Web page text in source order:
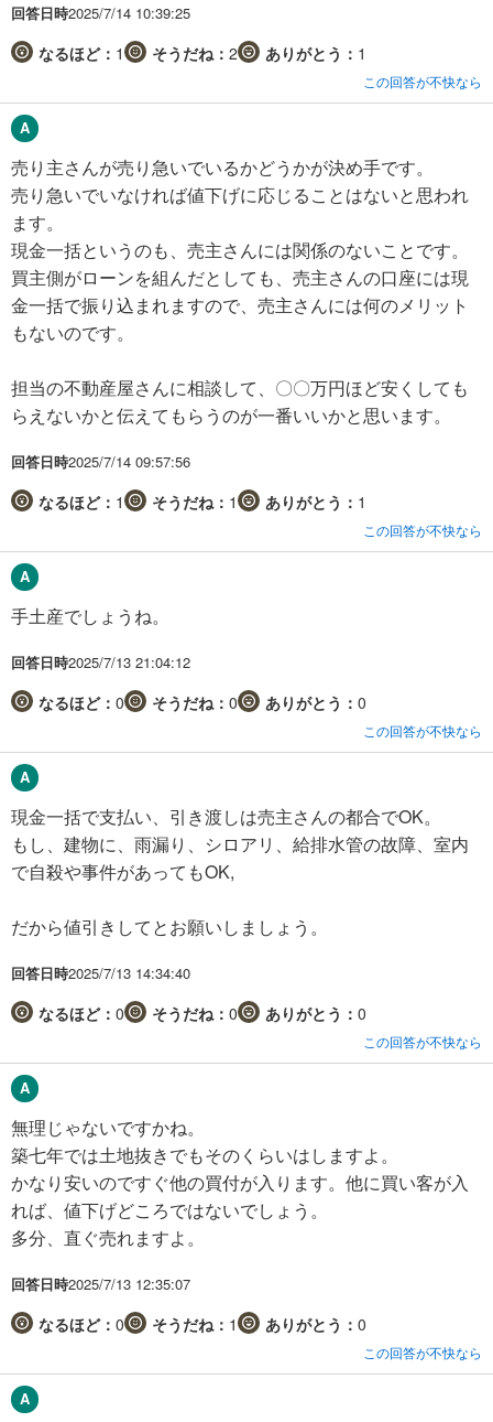
回答日時2025/7/14 10:39:25
なるほど： 1 そうだね： 2 ありがとう： 1
この回答が不快なら
売り主さんが売り急いでいるかどうかが決め手です。
売り急いでいなければ値下げに応じることはないと思われ
ます。
現金一括というのも、売主さんには関係のないことです。
買主側がローンを組んだとしても、売主さんの口座には現
金一括で振り込まれますので、売主さんには何のメリット
もないのです。
担当の不動産屋さんに相談して、〇〇万円ほど安くしても
らえないかと伝えてもらうのが一番いいかと思います。
回答日時2025/7/14 09:57:56
なるほど： 1 そうだね： 1 ありがとう： 1
この回答が不快なら
手土産でしょうね。
回答日時2025/7/13 21:04:12
なるほど： 0 そうだね： 0 ありがとう： 0
この回答が不快なら
現金一括で支払い、引き渡しは売主さんの都合でOK。
もし、建物に、雨漏り、シロアリ、給排水管の故障、室内
で自殺や事件があってもOK,
だから値引きしてとお願いしましょう。
回答日時2025/7/13 14:34:40
なるほど： 0 そうだね： 0 ありがとう： 0
この回答が不快なら
無理じゃないですかね。
築七年では土地抜きでもそのくらいはしますよ。
かなり安いのですぐ他の買付が入ります。他に買い客が入
れば、値下げどころではないでしょう。
多分、直ぐ売れますよ。
回答日時2025/7/13 12:35:07
なるほど： 0 そうだね： 1 ありがとう： 0
この回答が不快なら